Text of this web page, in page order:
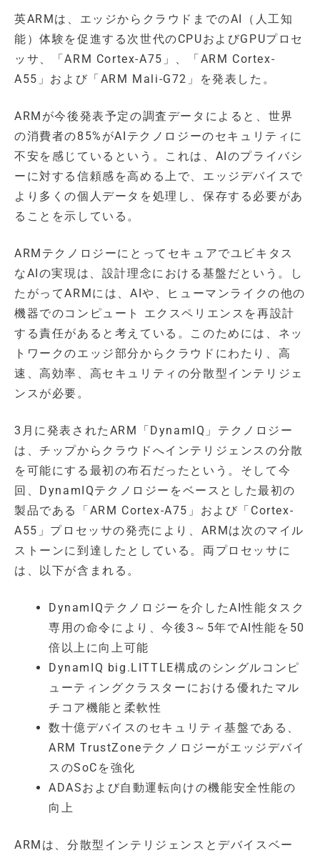
英ARMは、エッジからクラウドまでのAI（人工知
能）体験を促進する次世代のCPUおよびGPUプロセ
ッサ、「ARM Cortex-A75」、「ARM Cortex-
A55」および「ARM Mali-G72」を発表した。
ARMが今後発表予定の調査データによると、世界
の消費者の85%がAIテクノロジーのセキュリティに
不安を感じているという。これは、AIのプライバシ
ーに対する信頼感を高める上で、エッジデバイスで
より多くの個人データを処理し、保存する必要があ
ることを示している。
ARMテクノロジーにとってセキュアでユビキタス
なAIの実現は、設計理念における基盤だという。し
たがってARMには、AIや、ヒューマンライクの他の
機器でのコンピュート エクスペリエンスを再設計
する責任があると考えている。このためには、ネッ
トワークのエッジ部分からクラウドにわたり、高
速、高効率、高セキュリティの分散型インテリジェ
ンスが必要。
3月に発表されたARM「DynamIQ」テクノロジー
は、チップからクラウドへインテリジェンスの分散
を可能にする最初の布石だったという。そして今
回、DynamIQテクノロジーをベースとした最初の
製品である「ARM Cortex-A75」および「Cortex-
A55」プロセッサの発売により、ARMは次のマイル
ストーンに到達したとしている。両プロセッサに
は、以下が含まれる。
DynamIQテクノロジーを介したAI性能タスク
専用の命令により、今後3～5年でAI性能を50
倍以上に向上可能
DynamIQ big.LITTLE構成のシングルコンピ
ューティングクラスターにおける優れたマル
チコア機能と柔軟性
数十億デバイスのセキュリティ基盤である、
ARM TrustZoneテクノロジーがエッジデバイ
スのSoCを強化
ADASおよび自動運転向けの機能安全性能の
向上
ARMは、分散型インテリジェンスとデバイスベー